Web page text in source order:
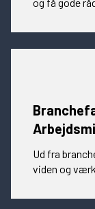
og få gode
Ud fra
viden og